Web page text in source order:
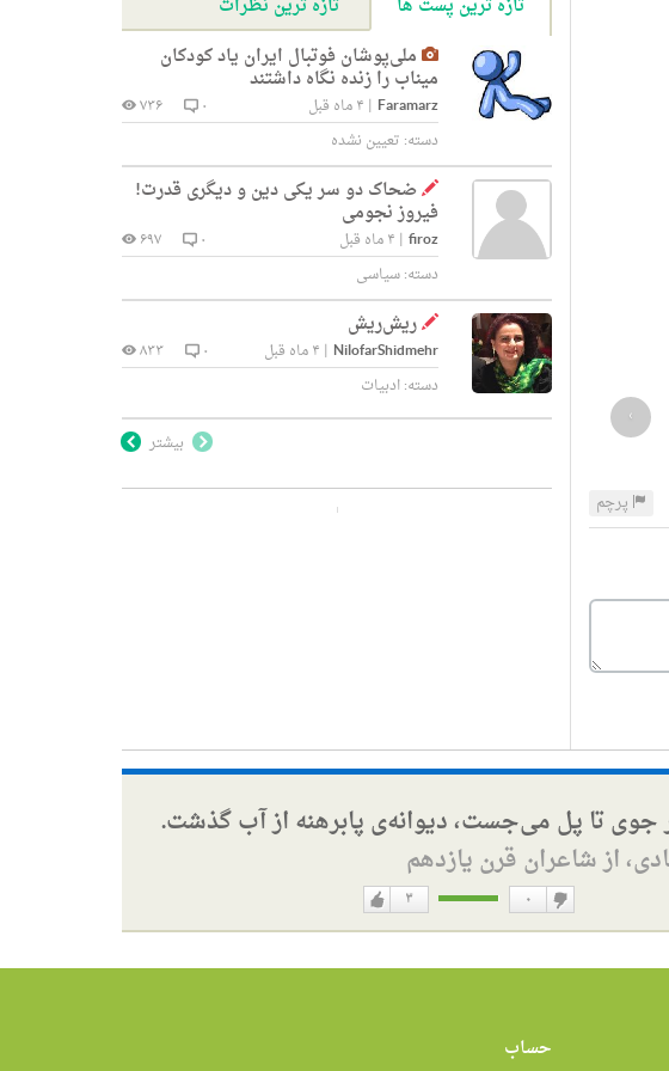
›
پرچم
تازه ترین پست ها
تازه ترین نظرات
ملی‌پوشان فوتبال ایران یاد کودکان
میناب را زنده نگاه داشتند
Faramarz
| ۴ ماه قبل ۰
۷۳۶
دسته: تعیین نشده
ضحاک دو سر یکی دین و دیگری قدرت!
فیروز نجومی
firoz
| ۴ ماه قبل ۰
۶۹۷
دسته:سیاسی
ریش‌ریش
NilofarShidmehr
| ۴ ماه قبل ۰
۸۳۳
دسته:ادبیات
بیشتر
جوی تا پل می‌جست، دیوانه‌ی پابرهنه از آب گذشت.
از شاعران قرن یازدهم
دوست
۳ ۰
دوست
حساب